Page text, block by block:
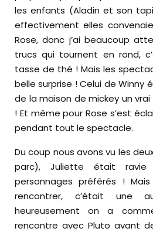
les enfants (Aladin et son
effectivement elles
Rose, donc j’ai beaucoup
trucs qui tournent en rond,
tasse de thé ! Mais les
belle surprise ! Celui de Winny
de la maison de mickey un
! Et même pour Rose s’est
pendant tout le spectacle.
Du coup nous avons vu les
parc), Juliette était
personnages préférés !
rencontrer, c’était une
heureusement on a
rencontre avec Pluto avant